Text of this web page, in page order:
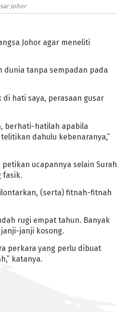
Johor
Johor agar meneliti
dunia tanpa sempadan pada
hati saya, perasaan gusar
berhati-hatilah apabila
dahulu kebenaranya,”
ucapannya selain Surah
fasik.
(serta) fitnah-fitnah
rugi empat tahun. Banyak
janji kosong.
perkara yang perlu dibuat
katanya.